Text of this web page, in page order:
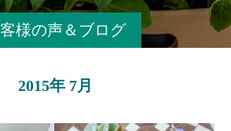
様の声＆ブログ
2015年 7月